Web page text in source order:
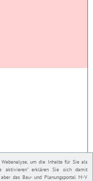
um die Inhalte für Sie als
aktivieren" erklären Sie sich damit
das Bau- und Planungsportal M-V